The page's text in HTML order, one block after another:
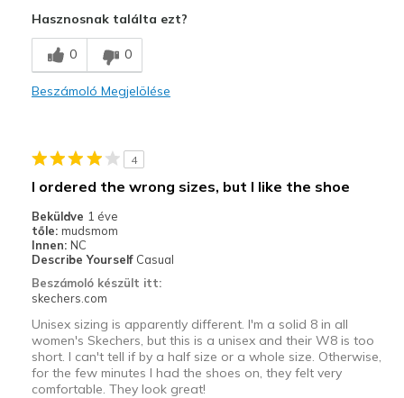
Stylish
Legjobb használat
Casual Wear
Sizing
View On Shoes
I'm Into Shoes
Hasznosnak találta ezt?
0 0
Beszámoló Megjelölése
4
I ordered the wrong sizes, but I like the shoe
Beküldve 1 éve
tőle: mudsmom
Innen: NC
Describe Yourself Casual
Beszámoló készült itt:
skechers.com
Unisex sizing is apparently different. I'm a solid 8 in all
women's Skechers, but this is a unisex and their W8 is too
short. I can't tell if by a half size or a whole size. Otherwise,
for the few minutes I had the shoes on, they felt very
comfortable. They look great!